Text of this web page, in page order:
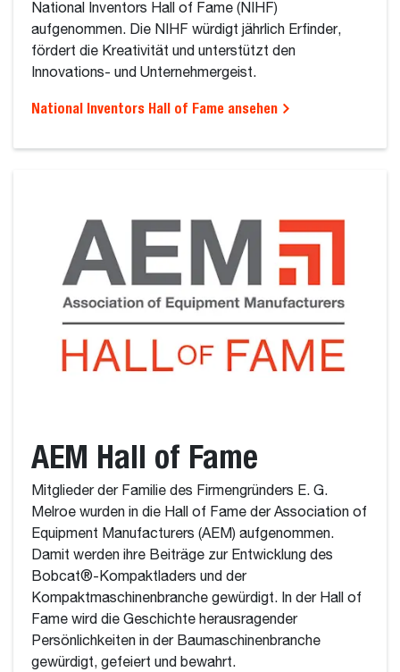
National Inventors Hall of Fame (NIHF)
aufgenommen. Die NIHF würdigt jährlich Erfinder,
fördert die Kreativität und unterstützt den
Innovations- und Unternehmergeist.
National Inventors Hall of Fame ansehen
AEM Hall of Fame
Mitglieder der Familie des Firmengründers E. G.
Melroe wurden in die Hall of Fame der Association of
Equipment Manufacturers (AEM) aufgenommen.
Damit werden ihre Beiträge zur Entwicklung des
Bobcat®-Kompaktladers und der
Kompaktmaschinenbranche gewürdigt. In der Hall of
Fame wird die Geschichte herausragender
Persönlichkeiten in der Baumaschinenbranche
gewürdigt, gefeiert und bewahrt.